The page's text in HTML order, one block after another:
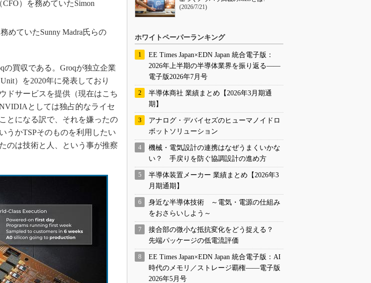
）を務めていたSimon
めていたSunny Madra氏らの
買収である。Groqが独立企業
）を2020年に発表しており
ドサービスを提供（現在はこち
としては独占的なライセ
とになる訳で、それを嫌ったの
うかTSPそのものを利用したい
のは技術と人、という事が推察
(2026/7/21)
ホワイトペーパーランキング
EE Times Japan×EDN Japan 統合電子版：
2026年上半期の半導体業界を振り返る――
電子版2026年7月号
半導体商社 業績まとめ【2026年3月期通
期】
アナログ・デバイセズのヒューマノイドロ
ボットソリューション
機械・電気設計の連携はなぜうまくいかな
い？ 手戻りを防ぐ協調設計の進め方
半導体装置メーカー 業績まとめ【2026年3
月期通期】
身近な半導体技術 ～電気・電源の仕組み
をおさらいしよう～
接合部の微小な抵抗変化をどう捉える？
先端パッケージの低電流評価
EE Times Japan×EDN Japan 統合電子版：AI
時代のメモリ／ストレージ覇権――電子版
2026年5月号